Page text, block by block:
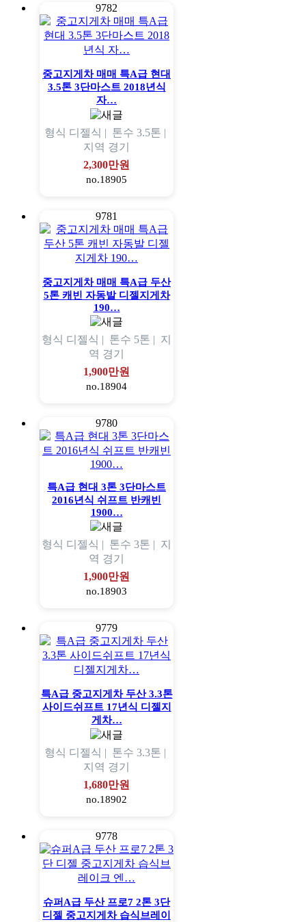
9782
중고지게차 매매 특A급 현대
3.5톤 3단마스트 2018년식
자…
형식 디젤식 | 톤수 3.5톤 |
지역 경기
2,300만원
no.18905
9781
중고지게차 매매 특A급 두산
5톤 캐빈 자동발 디젤지게차
190…
형식 디젤식 | 톤수 5톤 | 지
역 경기
1,900만원
no.18904
9780
특A급 현대 3톤 3단마스트
2016년식 쉬프트 반캐빈
1900…
형식 디젤식 | 톤수 3톤 | 지
역 경기
1,900만원
no.18903
9779
특A급 중고지게차 두산 3.3톤
사이드쉬프트 17년식 디젤지
게차…
형식 디젤식 | 톤수 3.3톤 |
지역 경기
1,680만원
no.18902
9778
슈퍼A급 두산 프로7 2톤 3단
디젤 중고지게차 습식브레이